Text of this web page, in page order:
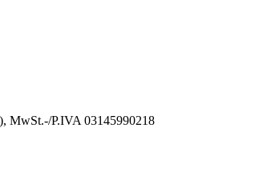
MwSt.-/P.IVA 03145990218